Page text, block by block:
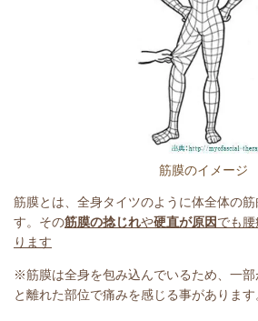
筋膜のイメージ
筋膜とは、全身タイツのように体全体の
す。その筋膜の捻じれや硬直が原因でも
ります
※筋膜は全身を包み込んでいるため、一部
と離れた部位で痛みを感じる事があります